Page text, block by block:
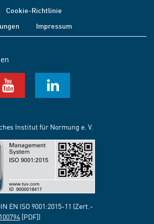
Cookie-Richtlinie
Impressum
Institut für Normung e. V.
EN ISO 9001:2015-11 (Zert.-
[PDF])